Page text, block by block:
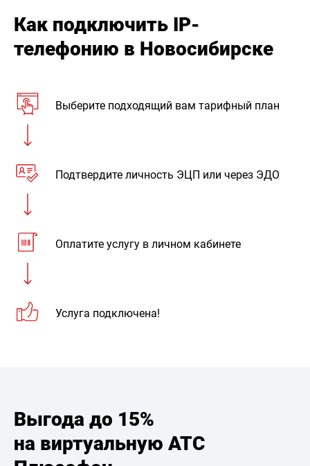
Как подключить IP-
телефонию в Новосибирске
Выберите подходящий вам тарифный план
Подтвердите личность ЭЦП или через ЭДО
Оплатите услугу в личном кабинете
Услуга подключена!
Выгода до 15%
на виртуальную АТС